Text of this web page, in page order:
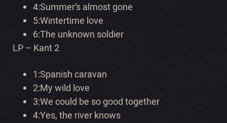
4:Summer’s almost gone
5:Wintertime love
6:The unknown soldier
LP – Kant 2
1:Spanish caravan
2:My wild love
3:We could be so good together
4:Yes, the river knows